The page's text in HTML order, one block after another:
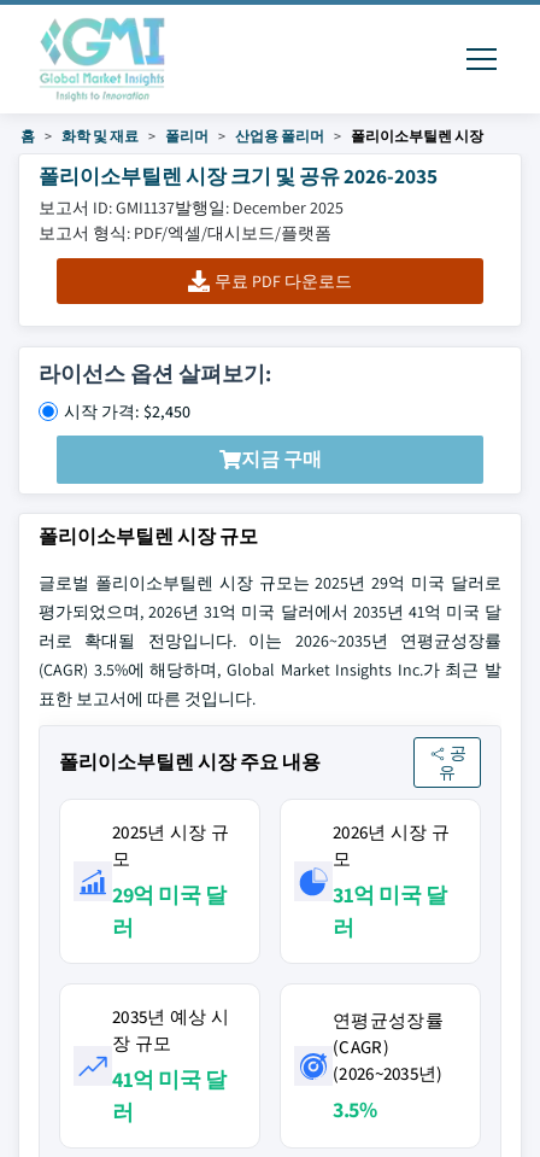
홈 화학 및 재료 폴리머 산업용 폴리머 폴리이소부틸렌 시장
폴리이소부틸렌 시장 크기 및 공유 2026-2035
보고서 ID: GMI1137발행일: December 2025
보고서 형식: PDF/엑셀/대시보드/플랫폼
무료 PDF 다운로드
라이선스 옵션 살펴보기:
시작 가격: $2,450
지금 구매
폴리이소부틸렌 시장 규모
글로벌 폴리이소부틸렌 시장 규모는 2025년 29억 미국 달러로
평가되었으며, 2026년 31억 미국 달러에서 2035년 41억 미국 달
러로 확대될 전망입니다. 이는 2026~2035년 연평균성장률
(CAGR) 3.5%에 해당하며, Global Market Insights Inc.가 최근 발
표한 보고서에 따른 것입니다.
폴리이소부틸렌 시장 주요 내용
공
유
2025년 시장 규
모
29억 미국 달
러
2026년 시장 규
모
31억 미국 달
러
2035년 예상 시
장 규모
41억 미국 달
러
연평균성장률
(CAGR)
(2026~2035년)
3.5%